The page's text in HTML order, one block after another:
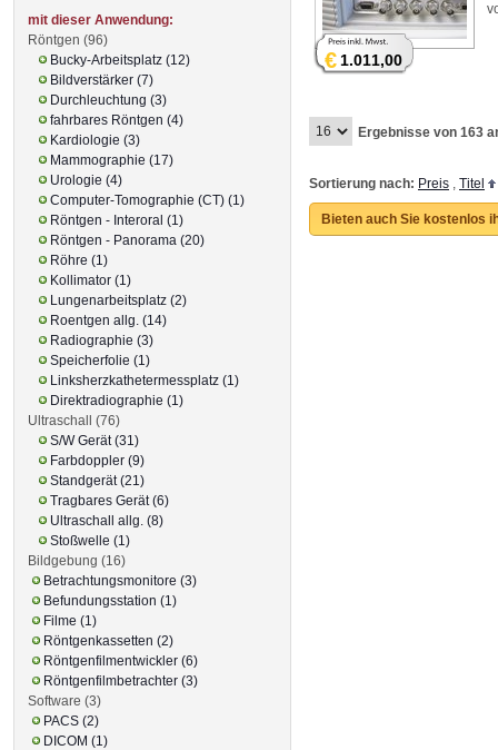
€1.011,00
Ergebnisse von 163
Sortierung nach: Preis , Titel
Bieten auch Sie kostenlos
mit dieser Anwendung:
Röntgen (96)
Bucky-Arbeitsplatz (12)
Bildverstärker (7)
Durchleuchtung (3)
fahrbares Röntgen (4)
Kardiologie (3)
Mammographie (17)
Urologie (4)
Computer-Tomographie (CT) (1)
Röntgen - Interoral (1)
Röntgen - Panorama (20)
Röhre (1)
Kollimator (1)
Lungenarbeitsplatz (2)
Roentgen allg. (14)
Radiographie (3)
Speicherfolie (1)
Linksherzkathetermessplatz (1)
Direktradiographie (1)
Ultraschall (76)
S/W Gerät (31)
Farbdoppler (9)
Standgerät (21)
Tragbares Gerät (6)
Ultraschall allg. (8)
Stoßwelle (1)
Bildgebung (16)
Betrachtungsmonitore (3)
Befundungsstation (1)
Filme (1)
Röntgenkassetten (2)
Röntgenfilmentwickler (6)
Röntgenfilmbetrachter (3)
Software (3)
PACS (2)
DICOM (1)